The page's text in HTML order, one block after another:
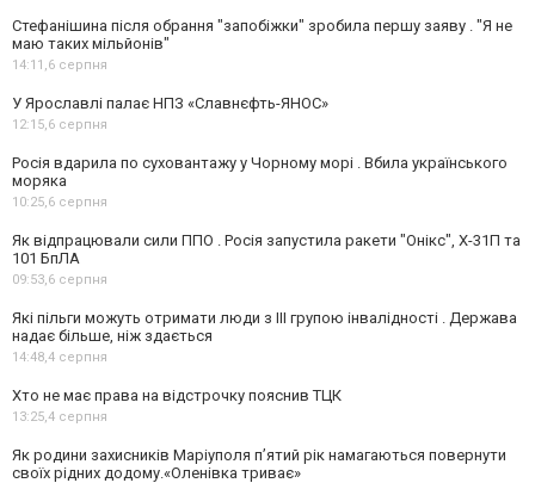
Стефанішина після обрання "запобіжки" зробила першу заяву . "Я не
маю таких мільйонів"
14:11,6 серпня
У Ярославлі палає НПЗ «Славнєфть-ЯНОС»
12:15,6 серпня
Росія вдарила по суховантажу у Чорному морі . Вбила українського
моряка
10:25,6 серпня
Як відпрацювали сили ППО . Росія запустила ракети "Онікс", Х-31П та
101 БпЛА
09:53,6 серпня
Які пільги можуть отримати люди з III групою інвалідності . Держава
надає більше, ніж здається
14:48,4 серпня
Хто не має права на відстрочку пояснив ТЦК
13:25,4 серпня
Як родини захисників Маріуполя пʼятий рік намагаються повернути
своїх рідних додому.«Оленівка триває»